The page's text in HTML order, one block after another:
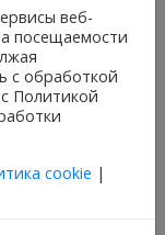
веб-
посещаемости
с обработкой
Политикой
cookie |